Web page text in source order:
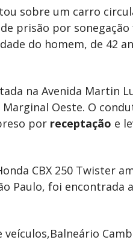
sobre um carro
prisão por sonegação
do homem, de 42
na Avenida Martin
Oeste. O
por receptação e
CBX 250 Twister
Paulo, foi encontrada